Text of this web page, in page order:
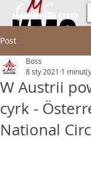
KMC
KMC
ŁĄCZYMY LUDZI CYRKU
Post
W Austrii
cyrk -
National
Boss
8 sty 2021 1